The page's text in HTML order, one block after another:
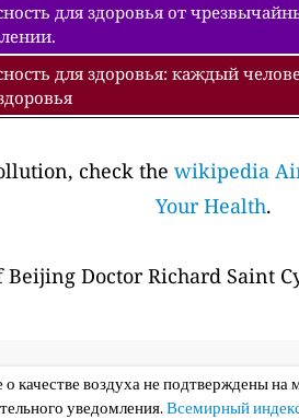
для здоровья от
для здоровья: каждый
check the wikipedia
Your Health.
Doctor Richard Saint
качестве воздуха не подтверждены на
уведомления.Всемирный